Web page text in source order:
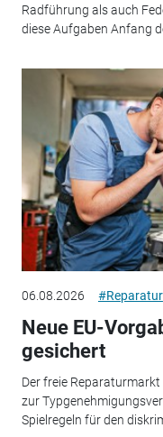
Radführung als auch
diese Aufgaben Anfang
06.08.2026 #Reparatur
Neue EU-
gesichert
Der freie
zur
Spielregeln für den